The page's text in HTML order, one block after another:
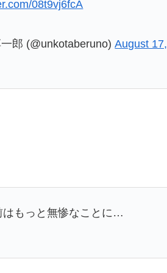
08t9vj6fcA
郎 (@unkotaberuno)August
はもっと無惨なことに…